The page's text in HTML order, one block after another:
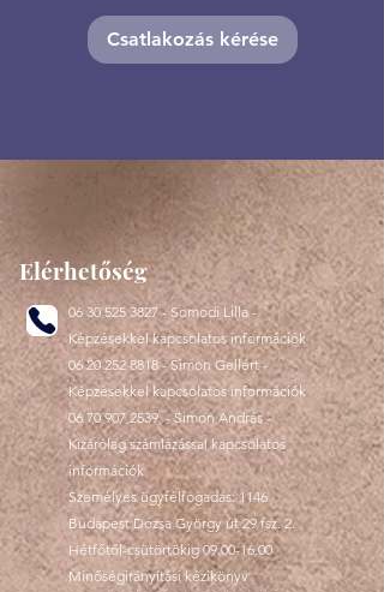
Csatlakozás kérése
Elérhetőség
06 30 525 3827- Somodi Lilla -
Képzésekkel kapcsolatos információk
06 20 252 8818- Simon Gellért -
Képzésekkel kapcsolatos információk
06 70 907 2539- Simon András -
Kizárólag számlázással kapcsolatos
információk
Személyes ügyfélfogadás: 1146
Budapest Dózsa György út 29 fsz. 2.
Hétfőtől-csütörtökig09.00-16.00
Minőségirányítási kézikönyv